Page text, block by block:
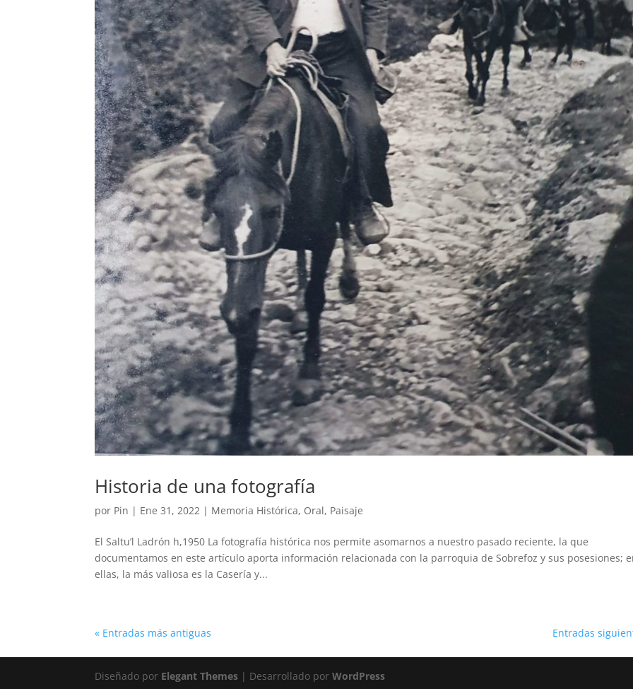
Historia de una fotografía
por Pin | Ene 31, 2022 | Memoria Histórica, Oral, Paisaje
El Saltu’l Ladrón h,1950 La fotografía histórica nos permite asomarnos a nuestro pasado reciente, la que
documentamos en este artículo aporta información relacionada con la parroquia de Sobrefoz y sus posesiones;
ellas, la más valiosa es la Casería y...
« Entradas más antiguas Entradas
Diseñado por Elegant Themes | Desarrollado porWordPress